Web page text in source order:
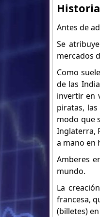
Antes de
Se
mercados
Como
de las
invertir en
piratas,
modo que
Inglaterra,
a mano en
Amberes
mundo.
La
francesa,
(billetes)